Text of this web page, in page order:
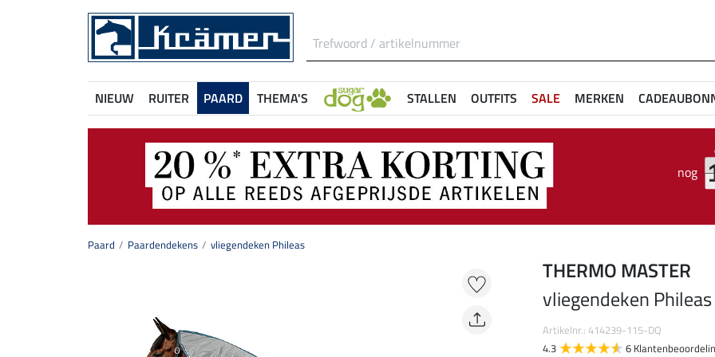
NIEUW RUITER PAARD THEMA'S STALLEN OUTFITS SALE MERKEN
nog
Paard Paardendekens vliegendeken Phileas
THERMO MASTER
vliegendeken Phileas
Artikelnr.: 414239-115-DQ
4.3
6